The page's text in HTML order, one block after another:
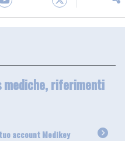
mediche, riferimenti
account Medikey